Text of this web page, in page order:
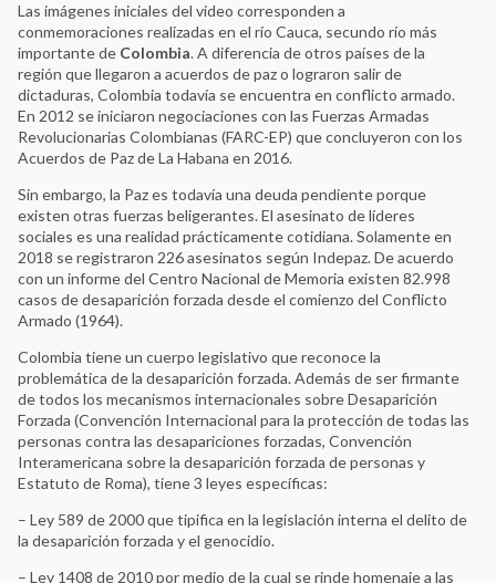
Las imágenes iniciales del video corresponden a
conmemoraciones realizadas en el río Cauca, secundo río más
importante de Colombia. A diferencia de otros países de la
región que llegaron a acuerdos de paz o lograron salir de
dictaduras, Colombia todavía se encuentra en conflicto armado.
En 2012 se iniciaron negociaciones con las Fuerzas Armadas
Revolucionarias Colombianas (FARC-EP) que concluyeron con los
Acuerdos de Paz de La Habana en 2016.
Sin embargo, la Paz es todavía una deuda pendiente porque
existen otras fuerzas beligerantes. El asesinato de líderes
sociales es una realidad prácticamente cotidiana. Solamente en
2018 se registraron 226 asesinatos según Indepaz. De acuerdo
con un informe del Centro Nacional de Memoria existen 82.998
casos de desaparición forzada desde el comienzo del Conflicto
Armado (1964).
Colombia tiene un cuerpo legislativo que reconoce la
problemática de la desaparición forzada. Además de ser firmante
de todos los mecanismos internacionales sobre Desaparición
Forzada (Convención Internacional para la protección de todas las
personas contra las desapariciones forzadas, Convención
Interamericana sobre la desaparición forzada de personas y
Estatuto de Roma), tiene 3 leyes específicas:
– Ley 589 de 2000 que tipifica en la legislación interna el delito de
la desaparición forzada y el genocidio.
– Ley 1408 de 2010 por medio de la cual se rinde homenaje a las